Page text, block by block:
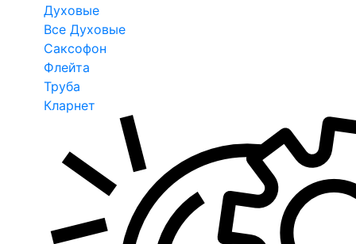
Духовые
Все Духовые
Саксофон
Флейта
Труба
Кларнет